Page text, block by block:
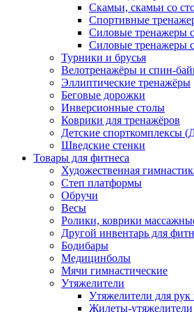
Скамьи, скамьи со
Спортивные
Силовые тренажеры
Силовые тренажеры
Турники и брусья
Велотренажёры и спин-
Эллиптические тренажёры
Беговые дорожки
Инверсионные столы
Коврики для тренажёров
Детские спорткомплексы
Шведские стенки
Товары для фитнеса
Художественная
Степ платформы
Обручи
Весы
Ролики, коврики
Другой инвентарь для
Бодибары
Медицинболы
Мячи гимнастические
Утяжелители
Утяжелители для рук
Жилеты-утяжелители